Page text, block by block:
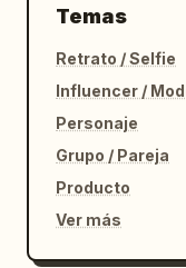
Temas
Retrato / Selfie
Influencer /
Personaje
Grupo / Pareja
Producto
Ver más